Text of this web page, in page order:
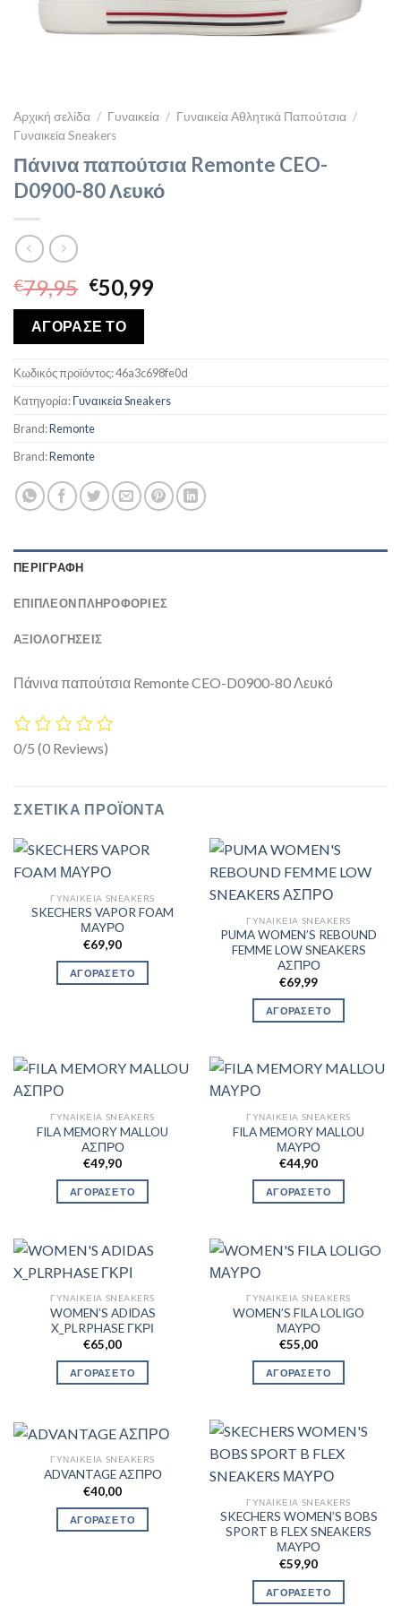
Αρχική σελίδα / Γυναικεία / Γυναικεία Αθλητικά Παπούτσια /
Γυναικεία Sneakers
Πάνινα παπούτσια Remonte CEO-
D0900-80 Λευκό
€79,95 Original
price
was:
€79,95.
€50,99Η
€50,99.
ΑΓΟΡΑΣΕ ΤΟ
Κωδικός προϊόντος:46a3c698fe0d
Κατηγορία:Γυναικεία Sneakers
Brand:Remonte
Brand:Remonte
ΠΕΡΙΓΡΑΦΉ
ΕΠΙΠΛΈΟΝ ΠΛΗΡΟΦΟΡΊΕΣ
ΑΞΙΟΛΟΓΗΣΕΙΣ
Πάνινα παπούτσια Remonte CEO-D0900-80 Λευκό
0/5 (0 Reviews)
ΣΧΕΤΙΚΆ ΠΡΟΪΌΝΤΑ
ΓΥΝΑΙΚΕΊΑ SNEAKERS
SKECHERS VAPOR FOAM
ΜΑΥΡΟ
€69,90
ΑΓΟΡΑΣΕ ΤΟ
ΓΥΝΑΙΚΕΊΑ SNEAKERS
PUMA WOMEN’S REBOUND
FEMME LOW SNEAKERS
ΑΣΠΡΟ
€69,99
ΑΓΟΡΑΣΕ ΤΟ
ΓΥΝΑΙΚΕΊΑ SNEAKERS
FILA MEMORY MALLOU
ΑΣΠΡΟ
€49,90
ΑΓΟΡΑΣΕ ΤΟ
ΓΥΝΑΙΚΕΊΑ SNEAKERS
FILA MEMORY MALLOU
ΜΑΥΡΟ
€44,90
ΑΓΟΡΑΣΕ ΤΟ
ΓΥΝΑΙΚΕΊΑ SNEAKERS
WOMEN’S ADIDAS
X_PLRPHASE ΓΚΡΙ
€65,00
ΑΓΟΡΑΣΕ ΤΟ
ΓΥΝΑΙΚΕΊΑ SNEAKERS
WOMEN’S FILA LOLIGO
ΜΑΥΡΟ
€55,00
ΑΓΟΡΑΣΕ ΤΟ
ΓΥΝΑΙΚΕΊΑ SNEAKERS
ADVANTAGE ΑΣΠΡΟ
€40,00
ΑΓΟΡΑΣΕ ΤΟ
ΓΥΝΑΙΚΕΊΑ SNEAKERS
SKECHERS WOMEN’S BOBS
SPORT B FLEX SNEAKERS
ΜΑΥΡΟ
€59,90
ΑΓΟΡΑΣΕ ΤΟ